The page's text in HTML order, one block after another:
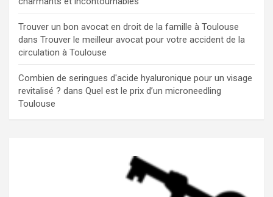
Trouver un bon avocat en droit de la famille à Toulouse
dans Trouver le meilleur avocat pour votre accident de la
circulation à Toulouse
Combien de seringues d'acide hyaluronique pour un visage
revitalisé ? dans Quel est le prix d’un microneedling
Toulouse